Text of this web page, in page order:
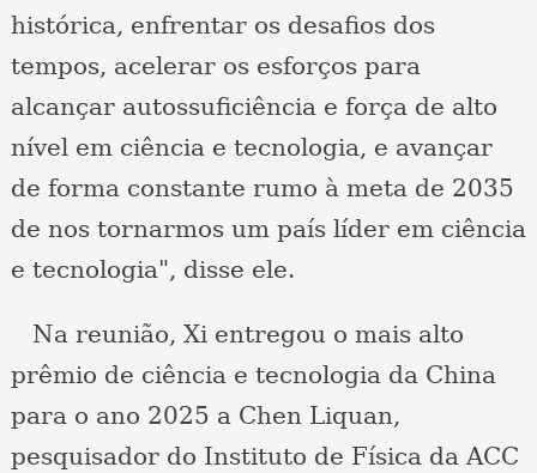
histórica, enfrentar os desafios dos
tempos, acelerar os esforços para
alcançar autossuficiência e força de alto
nível em ciência e tecnologia, e avançar
de forma constante rumo à meta de 2035
de nos tornarmos um país líder em ciência
e tecnologia", disse ele.
Na reunião, Xi entregou o mais alto
prêmio de ciência e tecnologia da China
para o ano 2025 a Chen Liquan,
pesquisador do Instituto de Física da ACC